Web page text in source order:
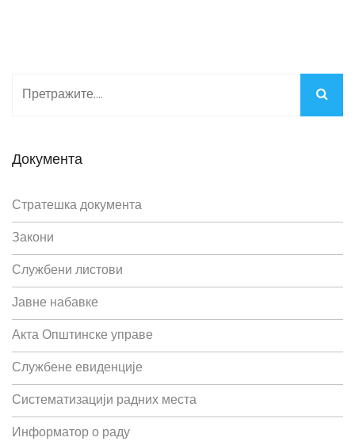
Документа
Стратешка документа
Закони
Службени листови
Јавне набавке
Акта Општинске управе
Службене евиденције
Систематизацији радних места
Информатор о раду